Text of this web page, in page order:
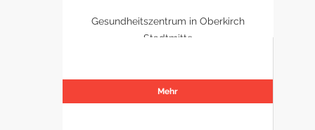
Gesundheitszentrum in Oberkirch
Stadtmitte
Mehr